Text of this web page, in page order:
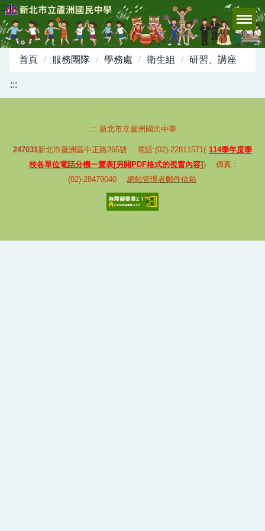
跳
到
主
容
:::
首頁 服務團隊 學務處 衛生組 研習、講座
:::
::: 新北市立蘆洲國民中學
247031新北市蘆洲區中正路265號 電話:(02)-22811571( 114學年度學
校各單位電話分機一覽表[另開PDF格式的視窗內容]) 傳真 :
(02)-28479040 網站管理者郵件信箱